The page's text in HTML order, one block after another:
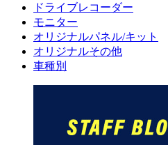
ドライブレコーダー
モニター
オリジナルパネル/キット
オリジナルその他
車種別